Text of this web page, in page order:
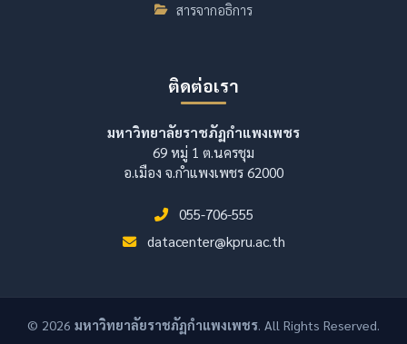
สารจากอธิการ
ติดต่อเรา
มหาวิทยาลัยราชภัฏกำแพงเพชร
69 หมู่ 1 ต.นครชุม
อ.เมือง จ.กำแพงเพชร 62000
055-706-555
datacenter@kpru.ac.th
© 2026 มหาวิทยาลัยราชภัฏกำแพงเพชร. All Rights Reserved.